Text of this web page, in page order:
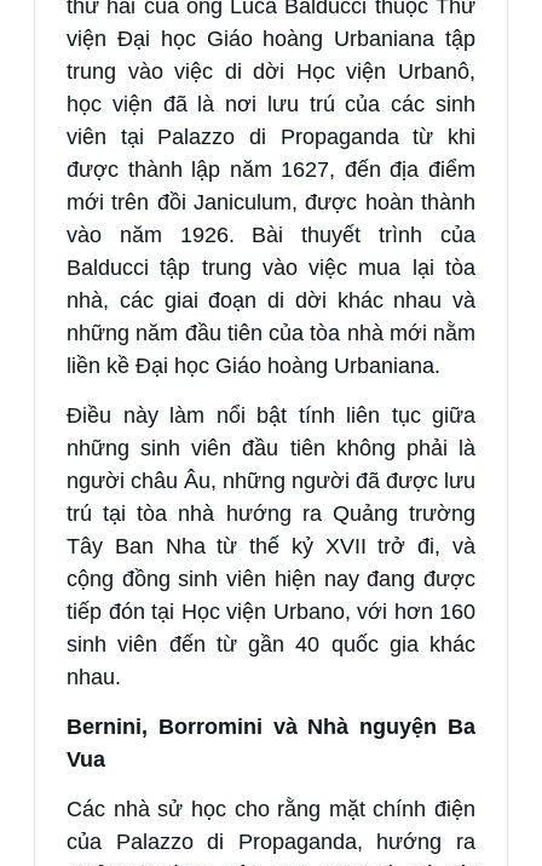
thứ hai của ông Luca Balducci thuộc Thư
viện Đại học Giáo hoàng Urbaniana tập
trung vào việc di dời Học viện Urbanô,
học viện đã là nơi lưu trú của các sinh
viên tại Palazzo di Propaganda từ khi
được thành lập năm 1627, đến địa điểm
mới trên đồi Janiculum, được hoàn thành
vào năm 1926. Bài thuyết trình của
Balducci tập trung vào việc mua lại tòa
nhà, các giai đoạn di dời khác nhau và
những năm đầu tiên của tòa nhà mới nằm
liền kề Đại học Giáo hoàng Urbaniana.
Điều này làm nổi bật tính liên tục giữa
những sinh viên đầu tiên không phải là
người châu Âu, những người đã được lưu
trú tại tòa nhà hướng ra Quảng trường
Tây Ban Nha từ thế kỷ XVII trở đi, và
cộng đồng sinh viên hiện nay đang được
tiếp đón tại Học viện Urbano, với hơn 160
sinh viên đến từ gần 40 quốc gia khác
nhau.
Bernini, Borromini và Nhà nguyện Ba
Vua
Các nhà sử học cho rằng mặt chính điện
của Palazzo di Propaganda, hướng ra